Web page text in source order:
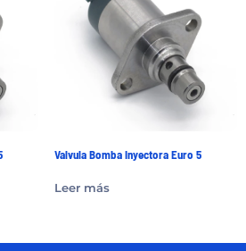
Valvula Bomba Inyectora Euro 5
Leer más